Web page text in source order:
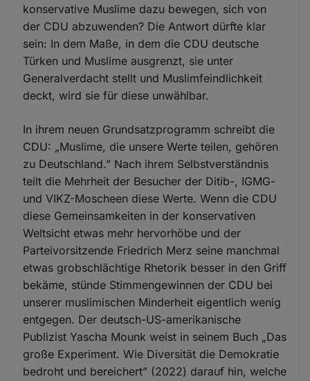
konservative Muslime dazu bewegen, sich von
der CDU abzuwenden? Die Antwort dürfte klar
sein: In dem Maße, in dem die CDU deutsche
Türken und Muslime ausgrenzt, sie unter
Generalverdacht stellt und Muslimfeindlichkeit
deckt, wird sie für diese unwählbar.
In ihrem neuen Grundsatzprogramm schreibt die
CDU: „Muslime, die unsere Werte teilen, gehören
zu Deutschland.” Nach ihrem Selbstverständnis
teilt die Mehrheit der Besucher der Ditib-, IGMG-
und VIKZ-Moscheen diese Werte. Wenn die CDU
diese Gemeinsamkeiten in der konservativen
Weltsicht etwas mehr hervorhöbe und der
Parteivorsitzende Friedrich Merz seine manchmal
etwas grobschlächtige Rhetorik besser in den Griff
bekäme, stünde Stimmengewinnen der CDU bei
unserer muslimischen Minderheit eigentlich wenig
entgegen. Der deutsch-US-amerikanische
Publizist Yascha Mounk weist in seinem Buch „Das
große Experiment. Wie Diversität die Demokratie
bedroht und bereichert” (2022) darauf hin, welche